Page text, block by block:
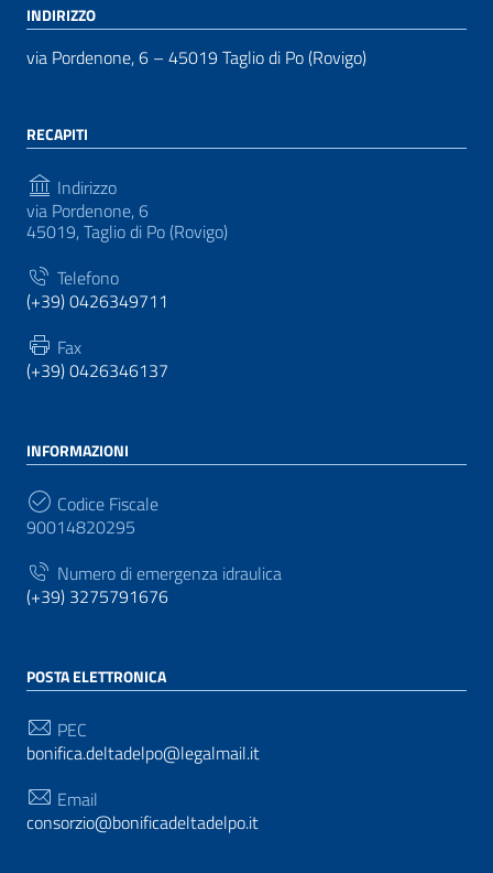
INDIRIZZO
via Pordenone, 6 – 45019 Taglio di Po (Rovigo)
RECAPITI
Indirizzo
via Pordenone, 6
45019, Taglio di Po (Rovigo)
Telefono
(+39) 0426349711
Fax
(+39) 0426346137
INFORMAZIONI
Codice Fiscale
90014820295
Numero di emergenza idraulica
(+39) 3275791676
POSTA ELETTRONICA
PEC
bonifica.deltadelpo@legalmail.it
Email
consorzio@bonificadeltadelpo.it